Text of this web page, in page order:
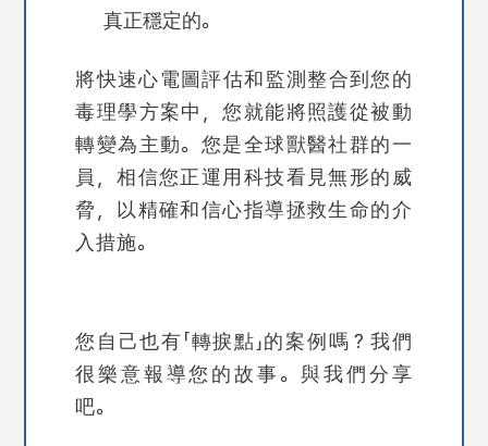
真正穩定的。
將快速心電圖評估和監測整合到您的
毒理學方案中，您就能將照護從被動
轉變為主動。您是全球獸醫社群的一
員，相信您正運用科技看見無形的威
脅，以精確和信心指導拯救生命的介
入措施。
您自己也有「轉捩點」的案例嗎？我們
很樂意報導您的故事。與我們分享
吧。